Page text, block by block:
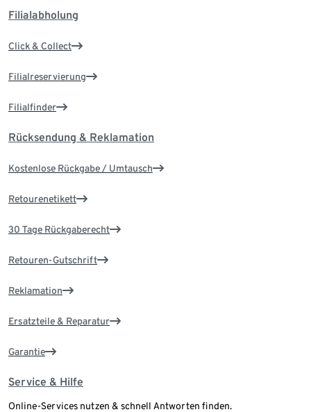
Filialabholung
Click & Collect
Filialreservierung
Filialfinder
Rücksendung & Reklamation
Kostenlose Rückgabe / Umtausch
Retourenetikett
30 Tage Rückgaberecht
Retouren-Gutschrift
Reklamation
Ersatzteile & Reparatur
Garantie
Service & Hilfe
Online-Services nutzen & schnell Antworten finden.